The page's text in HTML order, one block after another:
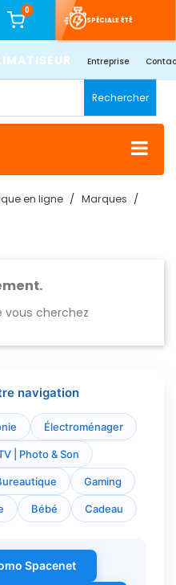
0
SPÉCIALE ÉTÉ
Entreprise
Rechercher
en ligne
Marques
vous cherchez
navigation
Électroménager
| Photo & Son
Gaming
Bébé Cadeau
Spacenet